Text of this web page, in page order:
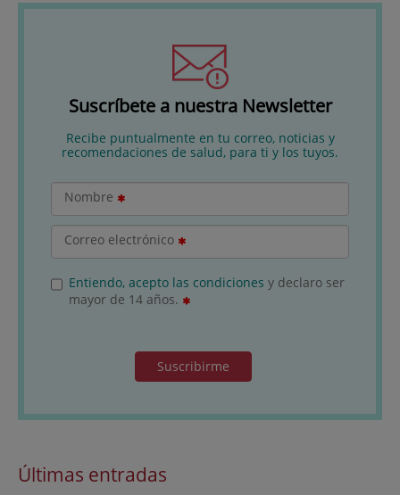
Suscríbete a nuestra Newsletter
Recibe puntualmente en tu correo, noticias y
recomendaciones de salud, para ti y los tuyos.
Nombre
Correo electrónico
Entiendo, acepto las condiciones y declaro ser
mayor de 14 años.
Suscribirme
Últimas entradas